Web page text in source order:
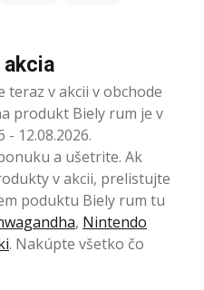
akcia
teraz v akcii v obchode
produkt Biely rum je v
- 12.08.2026.
a ušetrite. Ak
v akcii, prelistujte
poduktu Biely rum tu
, Nintendo
. Nakúpte všetko čo